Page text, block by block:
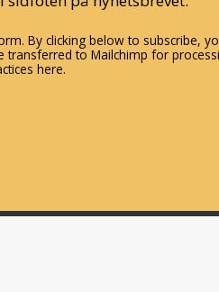
By clicking below to subscribe,
to Mailchimp for
here.